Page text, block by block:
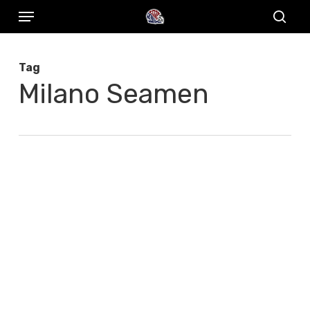
Skip
content
Menu
Tag
Milano Seamen